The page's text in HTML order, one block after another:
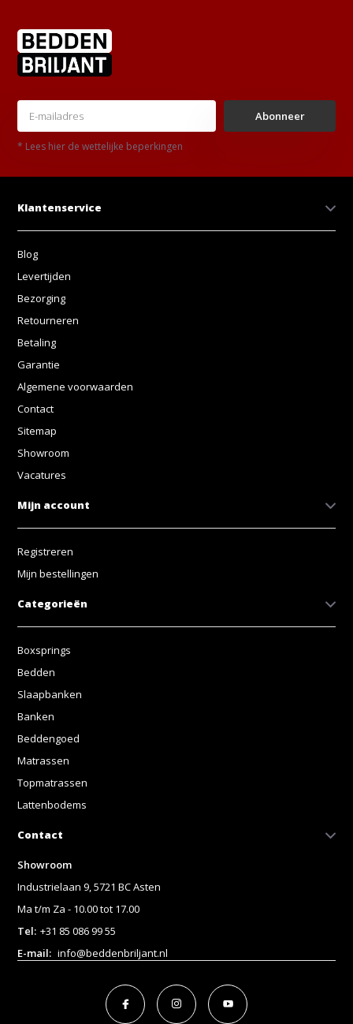
Abonneer
* Lees hier de wettelijke beperkingen
Klantenservice
Blog
Levertijden
Bezorging
Retourneren
Betaling
Garantie
Algemene voorwaarden
Contact
Sitemap
Showroom
Vacatures
Mijn account
Registreren
Mijn bestellingen
Categorieën
Boxsprings
Bedden
Slaapbanken
Banken
Beddengoed
Matrassen
Topmatrassen
Lattenbodems
Contact
Showroom
Industrielaan 9, 5721 BC Asten
Ma t/m Za - 10.00 tot 17.00
Tel: +31 85 086 99 55
E-mail: info@beddenbriljant.nl